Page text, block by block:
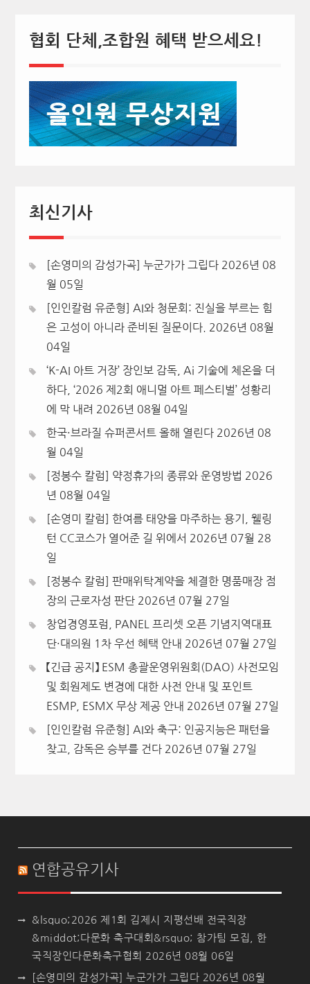
협회 단체,조합원 혜택 받으세요!
최신기사
[손영미의 감성가곡] 누군가가 그립다 2026년 08
월 05일
[인인칼럼 유준형] AI와 청문회: 진실을 부르는 힘
은 고성이 아니라 준비된 질문이다.
2026년 08월
04일
‘K-AI 아트 거장’ 장인보 감독, Ai 기술에 체온을 더
하다, ‘2026 제2회 애니멀 아트 페스티벌’ 성황리
에 막 내려 2026년 08월 04일
한국·브라질 슈퍼콘서트 올해 열린다 2026년 08
월 04일
[정봉수 칼럼] 약정휴가의 종류와 운영방법 2026
년 08월 04일
[손영미 칼럼] 한여름 태양을 마주하는 용기, 웰링
턴 CC코스가 열어준 길 위에서 2026년 07월 28
일
[정봉수 칼럼] 판매위탁계약을 체결한 명품매장 점
장의 근로자성 판단 2026년 07월 27일
창업경영포럼, PANEL 프리셋 오픈 기념지역대표
단·대의원 1차 우선 혜택 안내 2026년 07월 27일
【긴급 공지】 ESM 총괄운영위원회(DAO) 사전모임
및 회원제도 변경에 대한 사전 안내 및 포인트
ESMP, ESMX 무상 제공 안내 2026년 07월 27일
[인인칼럼 유준형] AI와 축구: 인공지능은 패턴을
찾고, 감독은 승부를 건다 2026년 07월 27일
연합공유기사
&lsquo;2026 제1회 김제시 지평선배 전국직장
&middot;다문화 축구대회&rsquo; 참가팀 모집, 한
국직장인다문화축구협회 2026년 08월 06일
[손영미의 감성가곡] 누군가가 그립다 2026년 08월